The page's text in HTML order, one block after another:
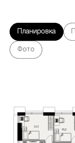
Планировка
Фото